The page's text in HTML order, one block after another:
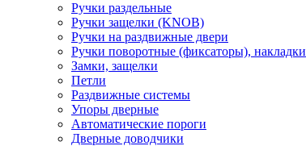
Ручки раздельные
Ручки защелки (KNOB)
Ручки на раздвижные двери
Ручки поворотные (фиксаторы), накладки
Замки, защелки
Петли
Раздвижные системы
Упоры дверные
Автоматические пороги
Дверные доводчики